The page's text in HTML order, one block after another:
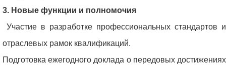
3. Новые функции и полномочия
Участие в разработке профессиональных стандартов и
отраслевых рамок квалификаций.
Подготовка ежегодного доклада о передовых достижениях